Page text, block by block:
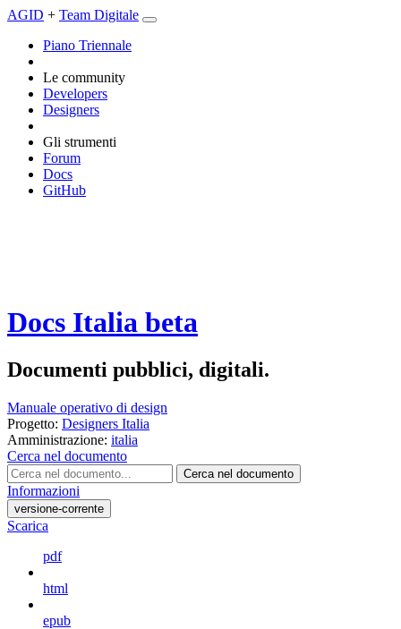
AGID + Team Digitale
Piano Triennale
Le community
Developers
Designers
Gli strumenti
Forum
Docs
GitHub
Docs Italia beta
Documenti pubblici, digitali.
Manuale operativo di design
Progetto: Designers Italia
Amministrazione: italia
Cerca nel documento
Cerca nel documento
Informazioni
versione-corrente
Scarica
pdf
html
epub